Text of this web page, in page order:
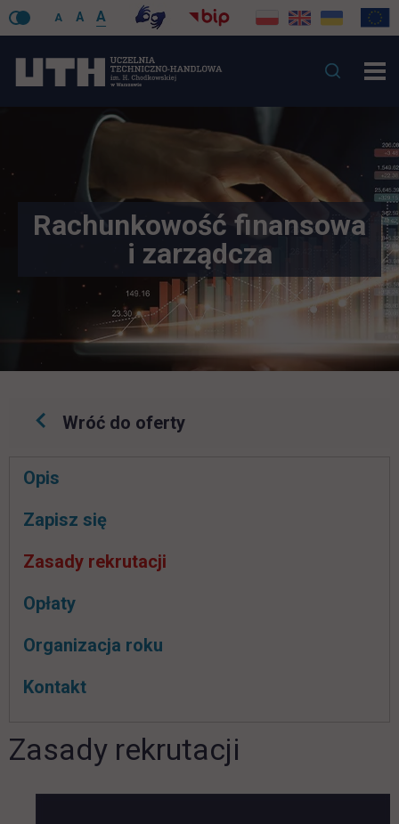
A A A
Rachunkowość finansowa
i zarządcza
Wróć do oferty
Pomiń
Opis
Zapisz się
Zasady rekrutacji
Opłaty
Organizacja roku
Kontakt
Zasady rekrutacji